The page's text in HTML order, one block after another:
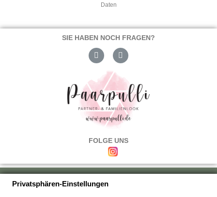
Daten
SIE HABEN NOCH FRAGEN?
FOLGE UNS
Über uns|Versand & Zahlung|Umtausch & Rückgabe
Privatsphären-Einstellungen